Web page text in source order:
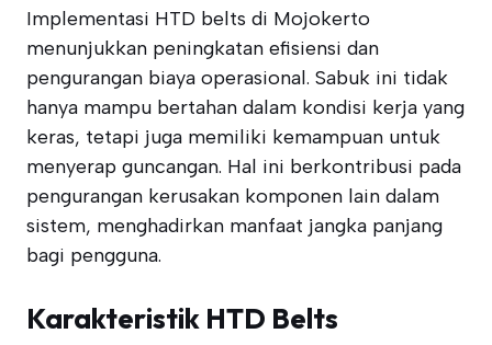
Implementasi HTD belts di Mojokerto
menunjukkan peningkatan efisiensi dan
pengurangan biaya operasional. Sabuk ini tidak
hanya mampu bertahan dalam kondisi kerja yang
keras, tetapi juga memiliki kemampuan untuk
menyerap guncangan. Hal ini berkontribusi pada
pengurangan kerusakan komponen lain dalam
sistem, menghadirkan manfaat jangka panjang
bagi pengguna.
Karakteristik HTD Belts